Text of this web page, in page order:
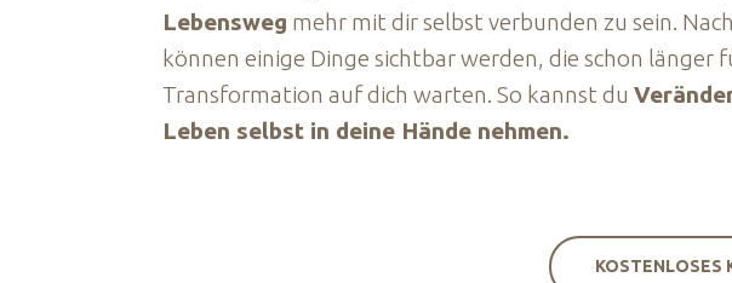
Lebensweg mehr mit dir selbst verbunden zu sein.
können einige Dinge sichtbar werden, die schon länger
Transformation auf dich warten. So kannst du
Leben selbst in deine Hände nehmen.
KOSTENLOSES